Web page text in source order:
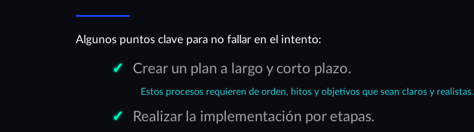
Algunos puntos clave para no fallar en el intento:
Crear un plan a largo y corto plazo.
Estos procesos requieren de orden, hitos y objetivos que sean claros y realistas.
Realizar la implementación por etapas.